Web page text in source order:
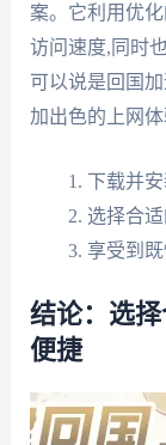
案。它利用优
访问速度,同时
可以说是回国
加出色的上网体
下载并
选择合
享受到
结论：选
便捷